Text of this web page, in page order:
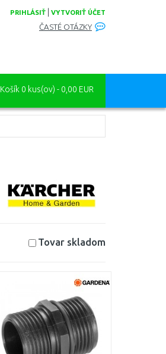
PRIHLÁSIŤ VYTVORIŤ ÚČET
ČASTÉ OTÁZKY
Košík 0 kus(ov) - 0,00 EUR
Tovar skladom